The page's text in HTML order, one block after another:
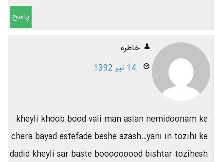
پاسخ
خاطره
14 تیر 1392
kheyli khoob bood vali man aslan nemidoonam ke
chera bayad estefade beshe azash…yani in tozihi ke
dadid kheyli sar baste booooooood bishtar tozihesh